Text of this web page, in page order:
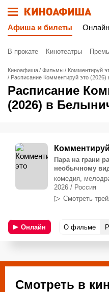
Афиша и билеты Онлайн
В прокате Кинотеатры
Киноафиша Фильмы
Комментируй
Расписание Комментируй это (2026)
Расписание
(2026) в
Пара на грани
необычному
комедия,
2026 / Россия
Смотреть
Онлайн О фильме
Смотреть в